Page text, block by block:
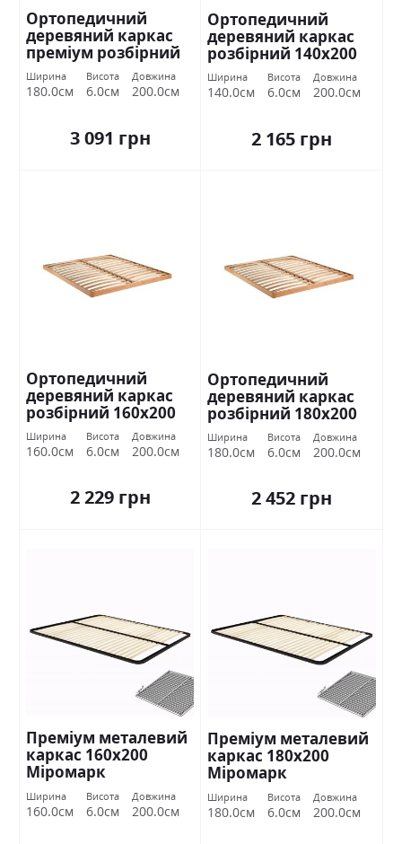
Ортопедичний
деревяний каркас
преміум розбірний
180х200 Міромарк
Ширина
180.0см
Висота
6.0см
Довжина
200.0см
3 091 грн
Ортопедичний
деревяний каркас
розбірний 140х200
Міромарк
Ширина
140.0см
Висота
6.0см
Довжина
200.0см
2 165 грн
Ортопедичний
деревяний каркас
розбірний 160х200
Міромарк
Ширина
160.0см
Висота
6.0см
Довжина
200.0см
2 229 грн
Ортопедичний
деревяний каркас
розбірний 180х200
Міромарк
Ширина
180.0см
Висота
6.0см
Довжина
200.0см
2 452 грн
Преміум металевий
каркас 160х200
Міромарк
Ширина
160.0см
Висота
6.0см
Довжина
200.0см
Преміум металевий
каркас 180х200
Міромарк
Ширина
180.0см
Висота
6.0см
Довжина
200.0см